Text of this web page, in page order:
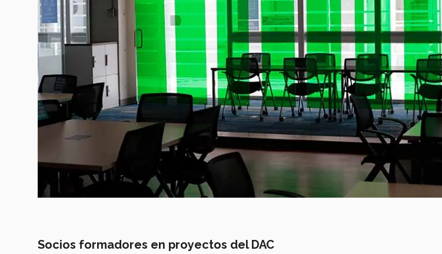
Socios formadores en proyectos del DAC